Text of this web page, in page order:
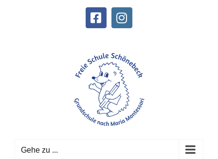
FacebookInstagram
Gehe zu ...